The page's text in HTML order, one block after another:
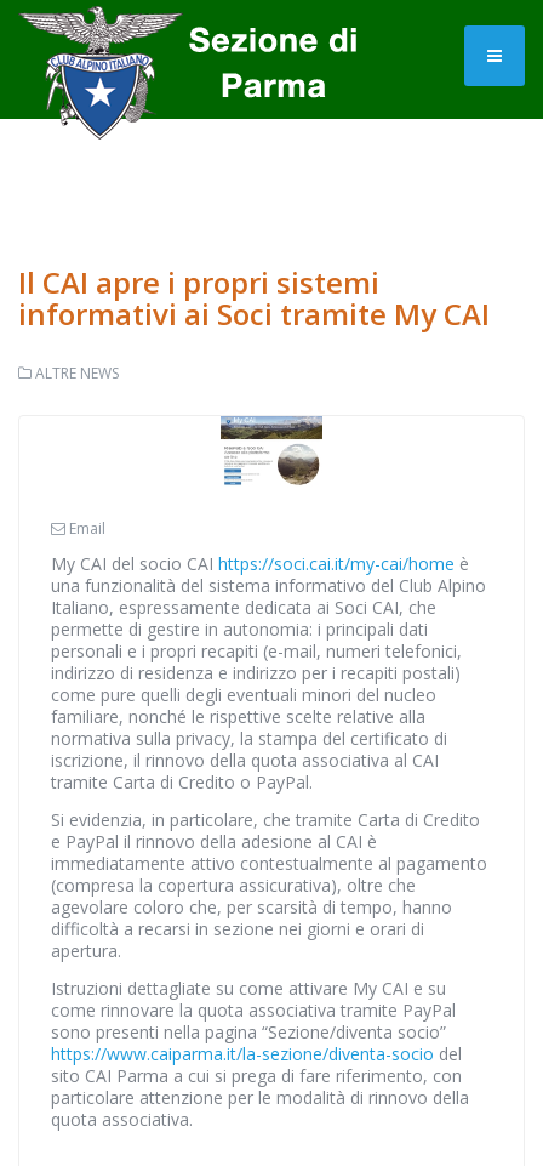
Il CAI apre i propri sistemi
informativi ai Soci tramite My CAI
ALTRE NEWS
Email
My CAI del socio CAI https://soci.cai.it/my-cai/home è
una funzionalità del sistema informativo del Club Alpino
Italiano, espressamente dedicata ai Soci CAI, che
permette di gestire in autonomia: i principali dati
personali e i propri recapiti (e-mail, numeri telefonici,
indirizzo di residenza e indirizzo per i recapiti postali)
come pure quelli degli eventuali minori del nucleo
familiare, nonché le rispettive scelte relative alla
normativa sulla privacy, la stampa del certificato di
iscrizione, il rinnovo della quota associativa al CAI
tramite Carta di Credito o PayPal.
Si evidenzia, in particolare, che tramite Carta di Credito
e PayPal il rinnovo della adesione al CAI è
immediatamente attivo contestualmente al pagamento
(compresa la copertura assicurativa), oltre che
agevolare coloro che, per scarsità di tempo, hanno
difficoltà a recarsi in sezione nei giorni e orari di
apertura.
Istruzioni dettagliate su come attivare My CAI e su
come rinnovare la quota associativa tramite PayPal
sono presenti nella pagina “Sezione/diventa socio”
https://www.caiparma.it/la-sezione/diventa-socio del
sito CAI Parma a cui si prega di fare riferimento, con
particolare attenzione per le modalità di rinnovo della
quota associativa.